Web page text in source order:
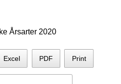
Årsarter 2020
Excel PDF Print